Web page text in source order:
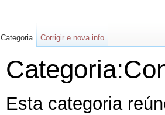
Esta categoria
Categoria Corrigir e nova info